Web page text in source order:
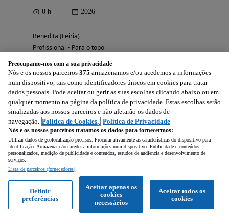
0 h 2026
Benedita (Leiria)
Profissional • Para o topo
Ver anúncios
Sea-Doo RXP-X RS
300 cv
Motor – Gasolina
Preocupamo-nos com a sua privacidade
Nós e os nossos parceiros 375 armazenamos e/ou acedemos a informações
num dispositivo, tais como identificadores únicos em cookies para tratar
dados pessoais. Pode aceitar ou gerir as suas escolhas clicando abaixo ou em
qualquer momento na página da política de privacidade. Estas escolhas serão
sinalizadas aos nossos parceiros e não afetarão os dados de
navegação. Política de Cookies, Política de Privacidade
Nós e os nossos parceiros tratamos os dados para fornecermos:
Utilizar dados de geolocalização precisos. Procurar ativamente as características do dispositivo para
identificação. Armazenar e/ou aceder a informações num dispositivo. Publicidade e conteúdos
personalizados, medição de publicidade e conteúdos, estudos de audiência e desenvolvimento de
serviços.
Lista de parceiros (fornecedores)
Aceitar todos os
cookies
Aceitar apenas os
cookies
necessários
Definir
preferências